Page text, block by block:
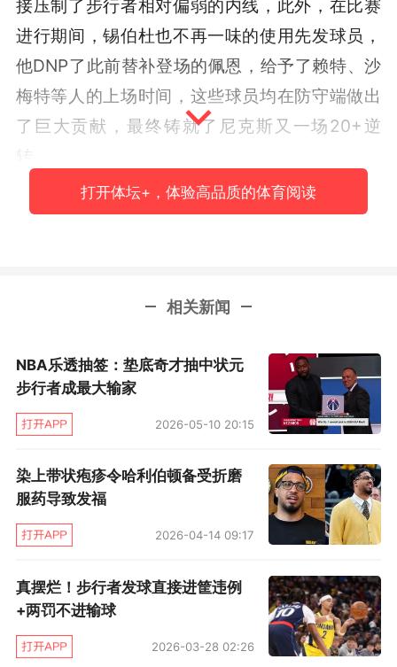
接压制了步行者相对偏弱的内线，此外，在比赛
进行期间，锡伯杜也不再一味的使用先发球员，
他DNP了此前替补登场的佩恩，给予了赖特、沙
梅特等人的上场时间，这些球员均在防守端做出
了巨大贡献，最终铸就了尼克斯又一场20+逆
对于卡莱尔而言，G3他无疑有些措手不及，毕竟
11人进入轮换，但G3尼克斯可以说用步行者队的
让卡莱尔有些意想不到。
如今，系列赛无疑将轮到卡莱尔做出应对，尼克
斯证明了他们同样可以拉长上场名单，并且他们
的核心球员能够在上场时间被缩减的情况下在关
键时刻延续表现，比如第四节爆发的唐斯和深陷
犯规困扰依旧投中关键球的布朗森。然而，对于
步行者而言，随着阵容深度的优势被削弱，他们
在球星级别的劣势就会凸显，G3第四节较量，步
行者除了西亚卡姆有稳定发挥外，包括哈利伯顿
在内的其他球员均有些迷失，在关键时刻，他们
打开体坛+，体验高品质的体育阅读
相关新闻
NBA乐透抽签：垫底奇才抽中状元
步行者成最大输家
2026-05-10 20:15
染上带状疱疹令哈利伯顿备受折磨
服药导致发福
2026-04-14 09:17
真摆烂！步行者发球直接进筐违例
+两罚不进输球
2026-03-28 02:26